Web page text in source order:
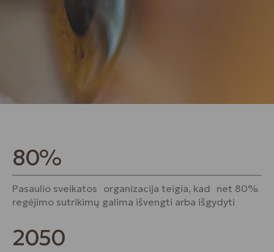
80%
Pasaulio sveikatos organizacija teigia, kad net 80%
regėjimo sutrikimų galima išvengti arba išgydyti
2050